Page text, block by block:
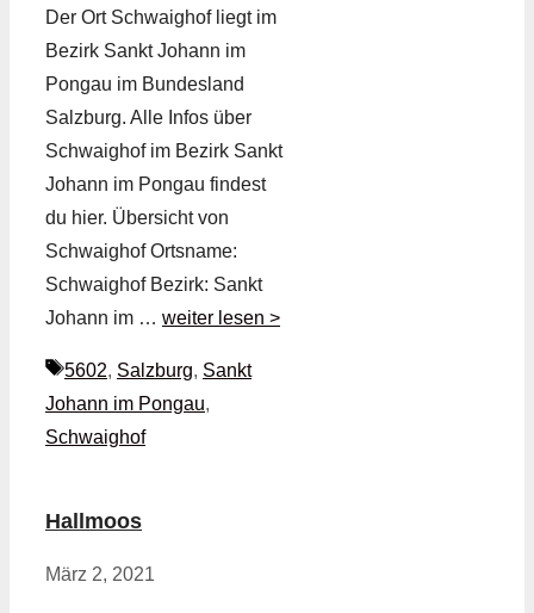
Der Ort Schwaighof liegt im
Bezirk Sankt Johann im
Pongau im Bundesland
Salzburg. Alle Infos über
Schwaighof im Bezirk Sankt
Johann im Pongau findest
du hier. Übersicht von
Schwaighof Ortsname:
Schwaighof Bezirk: Sankt
Johann im … weiter lesen >
Schlagwörter
5602, Salzburg, Sankt
Johann im Pongau,
Schwaighof
Hallmoos
März 2, 2021